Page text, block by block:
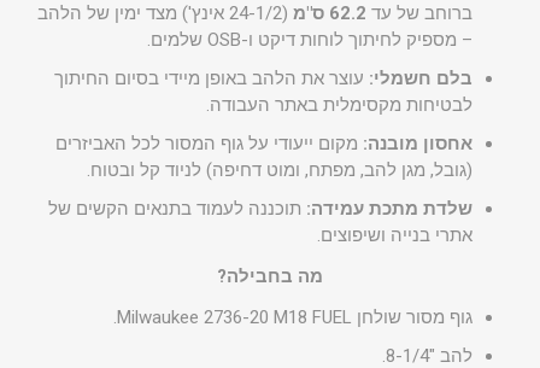
ברוחב של עד 62.2 ס"מ
(24-1/2 אינץ') מצד ימין של הלהב
– מספיק לחיתוך לוחות דיקט ו-OSB שלמים.
בלם חשמלי: עוצר את הלהב באופן מיידי בסיום החיתוך
לבטיחות מקסימלית באתר העבודה.
אחסון מובנה: מקום ייעודי על גוף המסור לכל האביזרים
(גובל, מגן להב, מפתח, ומוט דחיפה) לניוד קל ובטוח.
שלדת מתכת עמידה: תוכננה לעמוד בתנאים הקשים של
אתרי בנייה ושיפוצים.
מה בחבילה?
גוף מסור שולחן Milwaukee 2736-20 M18 FUEL.
להב "8-1/4.